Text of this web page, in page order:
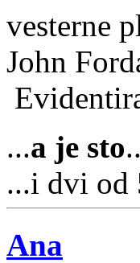
vesterne
John
...a je sto
...i dvi od
Ana